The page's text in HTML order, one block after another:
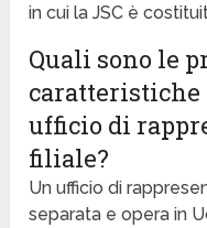
in cui la JSC è
Quali sono le
caratteristiche
ufficio di
filiale?
Un ufficio di
separata e opera in